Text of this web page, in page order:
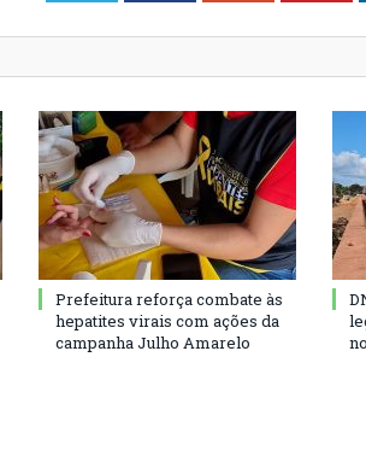
Prefeitura reforça combate às
hepatites virais com ações da
campanha Julho Amarelo